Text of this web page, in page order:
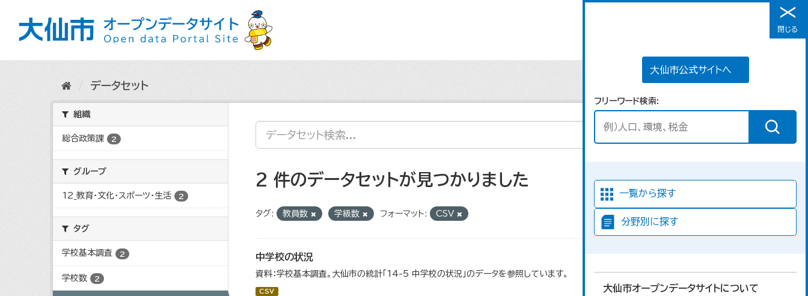
メニュー
大仙市公式サイトへ
フリーワード検索
一覧から探す
分野別に探す
大仙市オープンデータサイトについて
閉じる
データセット
組織
総合政策課 2
グループ
12_教育・文化・スポーツ・生活 2
タグ
学校基本調査 2
学校数 2
2 件のデータセットが見つかりました
タグ: 教員数 学級数 フォーマット: CSV
中学校の状況
資料：学校基本調査。大仙市の統計「14-5 中学校の状況」のデータを参照しています。
CSV